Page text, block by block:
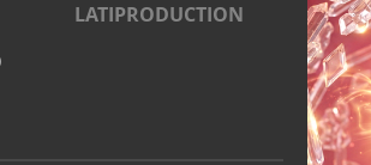
LATIPRODUCTION